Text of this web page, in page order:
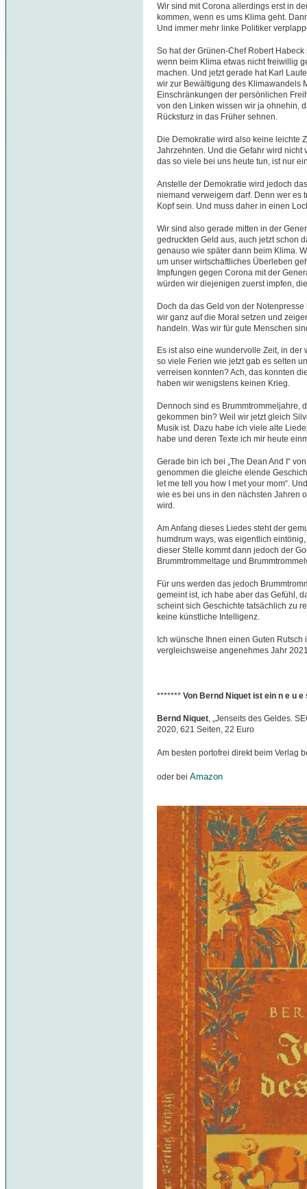
Wir sind mit Corona allerdings erst in
kommen, wenn es ums Klima geht.
Und immer mehr linke Politiker
So hat der Grünen-Chef Robert
wenn beim Klima etwas nicht freiwillig
machen. Und jetzt gerade hat Karl
wir zur Bewältigung des Klimawandels
Einschränkungen der persönlichen
von den Linken wissen wir ja ohnehin,
Rücksturz in das Früher sehnen.
Die Demokratie wird also keine leichte
Jahrzehnten. Und die Gefahr wird nicht
das so viele bei uns heute tun, ist nur
Anstelle der Demokratie wird jedoch
niemand verweigern darf. Denn wer es
Kopf sein. Und muss daher in einen
Wir sind also gerade mitten in der
gedruckten Geld aus, auch jetzt schon
genauso wie später dann beim Klima.
um unser wirtschaftliches Überleben
Impfungen gegen Corona mit der
würden wir diejenigen zuerst impfen,
Doch da das Geld von der
wir ganz auf die Moral setzen und
handeln. Was wir für gute Menschen
Es ist also eine wundervolle Zeit, in
so viele Ferien wie jetzt gab es selten
verreisen konnten? Ach, das konnten
haben wir wenigstens keinen Krieg.
Dennoch sind es Brummtrommeljahre,
gekommen bin? Weil wir jetzt gleich
Musik ist. Dazu habe ich viele alte
habe und deren Texte ich mir heute
Gerade bin ich bei „The Dean And I“
genommen die gleiche elende
let me tell you how I met your mom“.
wie es bei uns in den nächsten Jahren
wird.
Am Anfang dieses Liedes steht der
humdrum ways, was eigentlich
dieser Stelle kommt dann jedoch der
Brummtrommeltage und
Für uns werden das jedoch
gemeint ist, ich habe aber das Gefühl,
scheint sich Geschichte tatsächlich zu
keine künstliche Intelligenz.
Ich wünsche Ihnen einen Guten
vergleichsweise angenehmes Jahr
******* Von Bernd Niquet ist ein n e u
Bernd Niquet, „Jenseits des Geldes.
2020, 621 Seiten, 22 Euro
Am besten portofrei direkt beim Verlag
oder bei Amazon